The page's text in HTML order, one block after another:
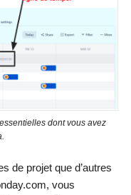
dont vous avez
de projet que d’autres
vous